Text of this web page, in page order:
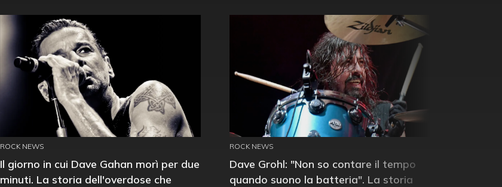
ROCK NEWS
Il giorno in cui Dave Gahan morì per due
minuti. La storia dell'overdose che
ROCK NEWS
Dave Grohl: "Non so contare il tempo
quando suono la batteria". La storia